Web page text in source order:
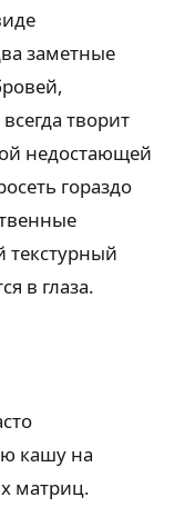
заметные
творит
недостающей
гораздо
текстурный
в глаза.
кашу на
матриц.